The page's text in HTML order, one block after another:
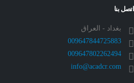
اتصل بنا
بغداد - العراق
009647844725883
009647802262494
info@acadcr.com